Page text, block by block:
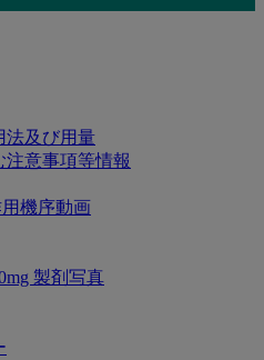
法及び用量
意事項等情報
機序動画
製剤写真